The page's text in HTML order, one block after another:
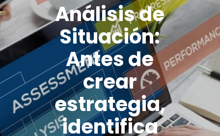
Análisis de
Situación:
Antes de
crear
estrategia,
identifica